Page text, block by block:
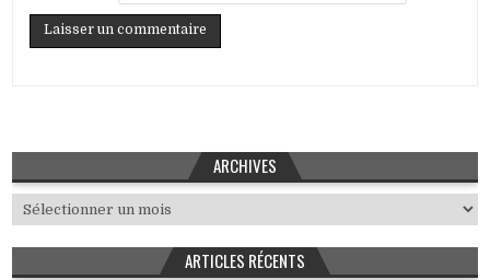
ARCHIVES
Archives
ARTICLES RÉCENTS